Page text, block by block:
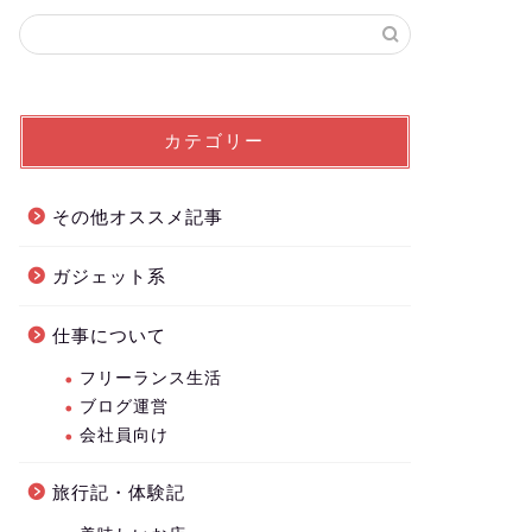
カテゴリー
その他オススメ記事
ガジェット系
仕事について
フリーランス生活
ブログ運営
会社員向け
旅行記・体験記